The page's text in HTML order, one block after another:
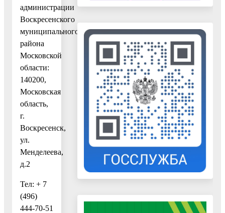
администрации
Воскресенского
муниципального
района
Московской
области:
140200,
Московская
область,
г.
Воскресенск,
ул.
Менделеева,
д.2
Тел: + 7
(496)
444-70-51